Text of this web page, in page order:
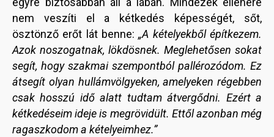
nem veszíti el a kétkedés képességét, sőt,
ösztönző erőt lát benne:„A kételyekből építkezem.
Azok noszogatnak, lökdösnek. Meglehetősen sokat
segít, hogy szakmai szempontból pallérozódom. Ez
átsegít olyan hullámvölgyeken, amelyeken régebben
csak hosszú idő alatt tudtam átvergődni. Ezért a
kétkedéseim ideje is megrövidült. Ettől azonban még
ragaszkodom a kételyeimhez.”